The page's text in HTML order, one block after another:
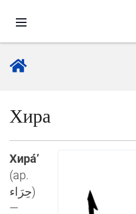
Хира
Хира́’
(ар.
حِرَاء‎)
—